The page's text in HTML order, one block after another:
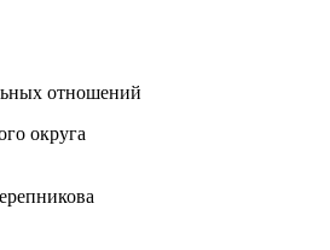
отношений
округа